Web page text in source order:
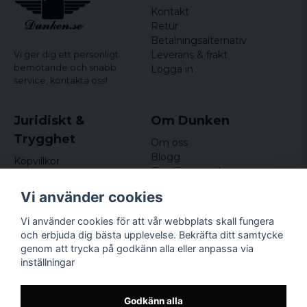
Vi ger dig ett personligt
bemötande och snabb
service, kontakta oss!
Kontakt
Retur
Betalningsalternativ
Leverans & frakt
Logga in
Juridiskt &
Trygghet
Köpvillkor
Om cookies
Om Dunken
Om oss
Blogg
Omdömen och
Nyhetsbrev
Kundklubb
Företagsuppgifter
Odd Sailor AB
Hamnplan 8, 29495
Sölvesborg
Vi använder cookies
Vi använder cookies för att vår webbplats skall fungera
och erbjuda dig bästa upplevelse. Bekräfta ditt samtycke
genom att trycka på godkänn alla eller anpassa via
inställningar
Godkänn alla